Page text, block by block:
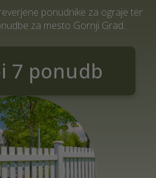
ponudnike za ograje ter
za mesto Gornji Grad.
7 ponudb